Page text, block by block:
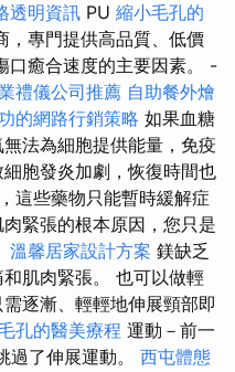
透明資訊 PU 縮小毛孔的
，專門提供高品質、低價
口癒合速度的主要因素。 -
禮儀公司推薦 自助餐外燴
的網路行銷策略 如果血糖
法為細胞提供能量，免疫
胞發炎加劇，恢復時間也
這些藥物只能暫時緩解症
緊張的根本原因，您只是
溫馨居家設計方案 鎂缺乏
肌肉緊張。 也可以做輕
逐漸、輕輕地伸展頸部即
孔的醫美療程 運動－前一
過了伸展運動。 西屯體態